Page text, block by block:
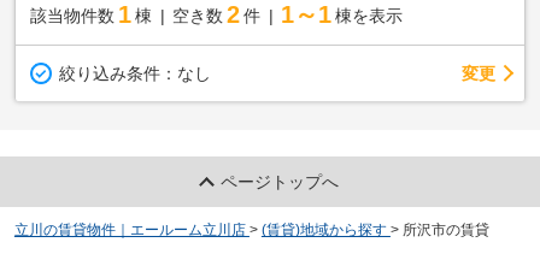
該当物件数 1棟 空き数 2 件 1～1 棟を表示
絞り込み条件： なし 変更
ページトップへ
立川の賃貸物件｜エールーム立川店 > (賃貸)地域から探す > 所沢市の賃貸